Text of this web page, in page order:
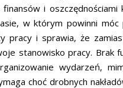
i
w którym powinni
pracy i sprawia, że
stanowisko pracy. Brak
wydarzeń,
choć drobnych